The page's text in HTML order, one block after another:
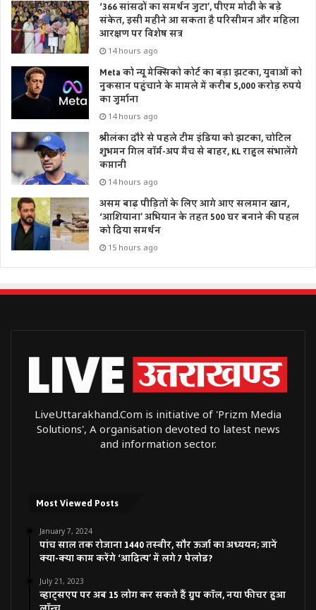
‘366 सांसदों का समर्थन जुटा’, पीएम मोदी के बड़े
संकेत, इसी महीने आ सकता है परिसीमन और महिला
आरक्षण पर विशेष सत्र
14 hours ago
Meta को न्यू मेक्सिको कोर्ट का बड़ा झटका, युवाओं को
नुकसान पहुंचाने के मामले में करीब 5,000 करोड़ रुपये
का जुर्माना
14 hours ago
श्रीलंका दौरे से पहले टीम इंडिया को झटका, चोटिल
शुभमन गिल वॉर्म-अप मैच से बाहर, KL राहुल संभालेंगे
कप्तानी
14 hours ago
असम बाढ़ पीड़ितों के लिए आगे आए सलमान खान,
‘आशियाना’ अभियान के तहत 500 घर बनाने की पहल
को दिया समर्थन
15 hours ago
LiveUttarakhand.Com is initiative of 'Prizm Media
Solutions', A organisation devoted to latest news
and information sector.
Most Viewed Posts
January 7, 2024
पांच साल तक रोजाना 1440 तस्वीर, सौर ऊर्जा का अध्ययन; जानें
क्या-क्या काम करेंगे ‘आदित्य’ में लगे 7 पेलोड?
July 21, 2023
व्हाट्सएप पर अब 15 लोग कर सकते हैं ग्रुप कॉल, नया फीचर हुआ